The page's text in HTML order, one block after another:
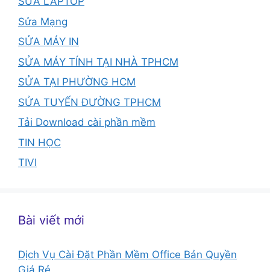
Sửa Mạng
SỬA MÁY IN
SỬA MÁY TÍNH TẠI NHÀ TPHCM
SỬA TẠI PHƯỜNG HCM
SỬA TUYẾN ĐƯỜNG TPHCM
Tải Download cài phần mềm
TIN HỌC
TIVI
Bài viết mới
Dịch Vụ Cài Đặt Phần Mềm Office Bản Quyền
Giá Rẻ